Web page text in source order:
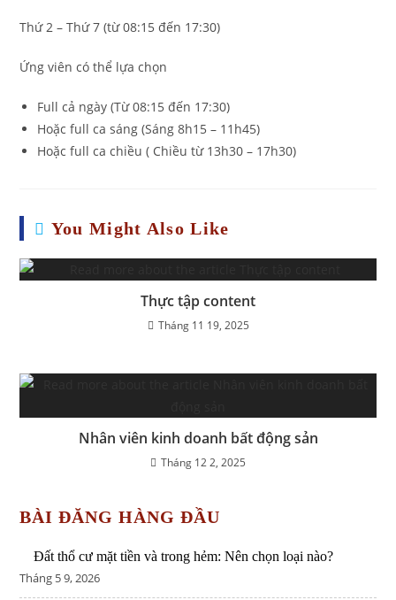
Thứ 2 – Thứ 7 (từ 08:15 đến 17:30)
Ứng viên có thể lựa chọn
Full cả ngày (Từ 08:15 đến 17:30)
Hoặc full ca sáng (Sáng 8h15 – 11h45)
Hoặc full ca chiều ( Chiều từ 13h30 – 17h30)
You Might Also Like
Thực tập content
Tháng 11 19, 2025
Nhân viên kinh doanh bất động sản
Tháng 12 2, 2025
BÀI ĐĂNG HÀNG ĐẦU
Đất thổ cư mặt tiền và trong hẻm: Nên chọn loại nào?
Tháng 5 9, 2026